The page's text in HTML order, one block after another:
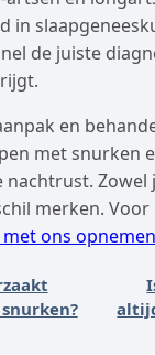
in
de juiste
en
met snurken
nachtrust. Zowel
merken.
ons opnemen